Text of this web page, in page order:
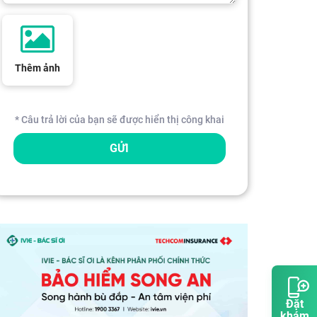
Đặt
Thêm ảnh
* Câu trả lời của bạn sẽ được hiển thị công khai
GỬI